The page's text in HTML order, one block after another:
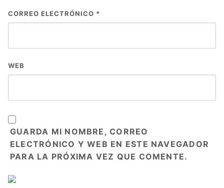
CORREO ELECTRÓNICO *
WEB
GUARDA MI NOMBRE, CORREO
ELECTRÓNICO Y WEB EN ESTE NAVEGADOR
PARA LA PRÓXIMA VEZ QUE COMENTE.